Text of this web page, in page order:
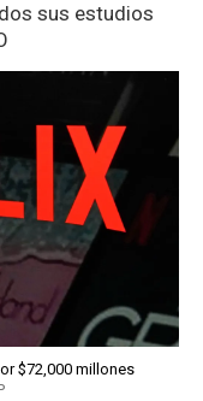
sus estudios
$72,000 millones